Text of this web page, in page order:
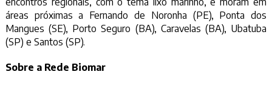
áreas próximas a Fernando de Noronha (PE), Ponta dos
Mangues (SE), Porto Seguro (BA), Caravelas (BA), Ubatuba
(SP) e Santos (SP).
Sobre a Rede Biomar